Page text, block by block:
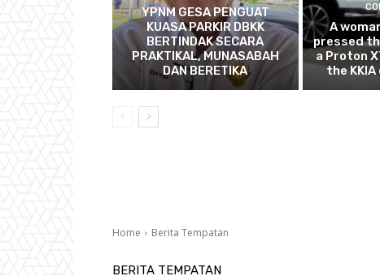
YPNM GESA PENGUAT
KUASA PARKIR DBKK
BERTINDAK SECARA
PRAKTIKAL, MUNASABAH
DAN BERETIKA
A
pressed
a Proton
the